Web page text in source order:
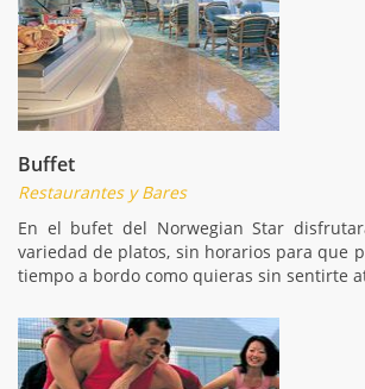
Buffet
Restaurantes y Bares
En el bufet del Norwegian Star
variedad de platos, sin horarios para que
tiempo a bordo como quieras sin sentirte